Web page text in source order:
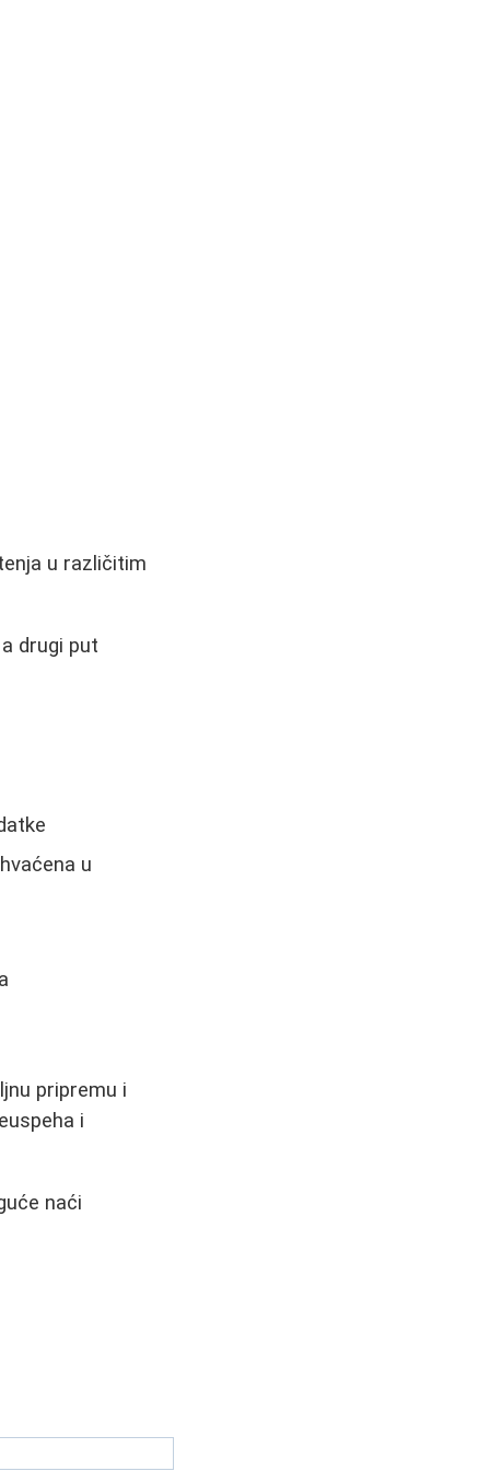
u različitim
drugi put
u
pripremu i
i
naći